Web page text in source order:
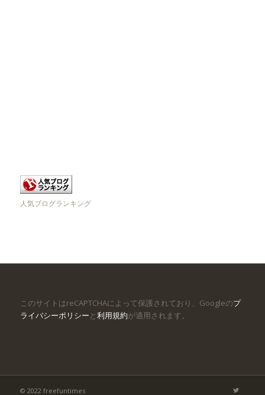
人気ブログランキング
このサイトはreCAPTCHAによって保護されており、Googleのプ
ライバシーポリシーと利用規約が適用されます。
© 2022 freefuntimes